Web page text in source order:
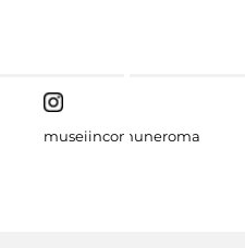
museiincomuneroma